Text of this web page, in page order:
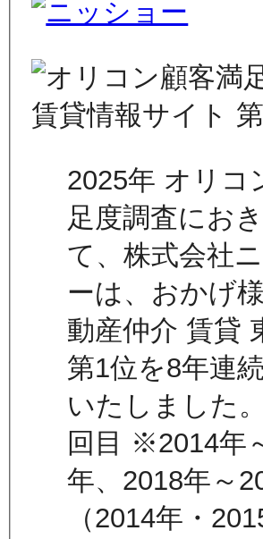
2025年 オリコ
足度調査にお
て、株式会社
ーは、おかげ
動産仲介 賃貸
第1位を8年連
いたしました
回目 ※2014年
年、2018年～
（2014年・